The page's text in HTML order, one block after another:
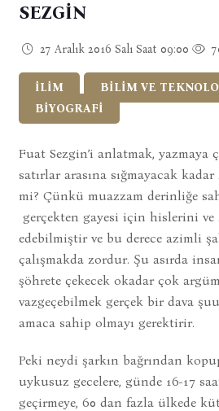
SEZGİN
27 Aralık 2016 Salı Saat 09:00
İLİM
BİLİM VE
BİYOGRAFİ
Fuat Sezgin’i anlatmak, yazmaya
satırlar arasına sığmayacak
mi? Çünkü muazzam derinliğe
gerçekten gayesi için hislerini ve
edebilmiştir ve bu derece azimli
çalışmakda zordur. Şu asırda
şöhrete çekecek okadar çok
vazgeçebilmek gerçek bir dava
amaca sahip olmayı gerektirir.
Peki neydi şarkın bağrından
uykusuz gecelere, günde 16-17
geçirmeye, 60 dan fazla ülkede